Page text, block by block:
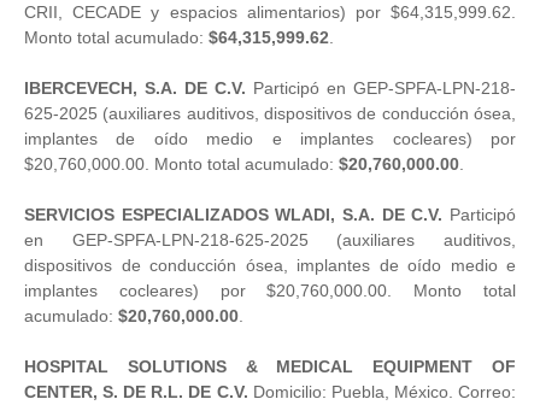
CRII, CECADE y espacios alimentarios) por $64,315,999.62.
Monto total acumulado: $64,315,999.62
IBERCEVECH, S.A. DE C.V. Participó en GEP-SPFA-LPN-218-
625-2025 (auxiliares auditivos, dispositivos de conducción ósea,
implantes de oído medio e implantes cocleares) por
$20,760,000.00. Monto total acumulado: $20,760,000.00
SERVICIOS ESPECIALIZADOS WLADI, S.A. DE C.V. Participó
en GEP-SPFA-LPN-218-625-2025 (auxiliares auditivos,
dispositivos de conducción ósea, implantes de oído medio e
implantes cocleares) por $20,760,000.00. Monto total
acumulado: $20,760,000.00
HOSPITAL SOLUTIONS & MEDICAL EQUIPMENT OF
CENTER, S. DE R.L. DE C.V. Domicilio: Puebla, México. Correo: